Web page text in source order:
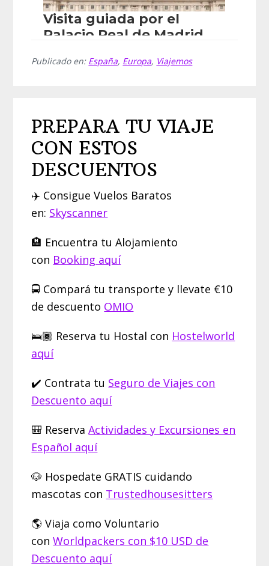
Publicado en: España, Europa, Viajemos
PREPARA TU VIAJE
CON ESTOS
DESCUENTOS
✈️ Consigue Vuelos Baratos
en: Skyscanner
🏨 Encuentra tu Alojamiento
con Booking aquí
🚍 Compará tu transporte y llevate €10
de descuento OMIO
🛌🏾 Reserva tu Hostal con Hostelworld
aquí
✔️ Contrata tu Seguro de Viajes con
Descuento aquí
🎒 ReservaActividades y Excursiones en
Español aquí
🐶 Hospedate GRATIS cuidando
mascotas con Trustedhousesitters
🌎 Viaja como Voluntario
conWorldpackers con $10 USD de
Descuento aquí